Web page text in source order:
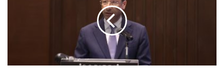
المقيدة لدى الهيئة. يُذكر أن الهيئة العامة للرقابة المالية تمضي قدماً
نحو تحديث الإطار التنظيمي للأنشطة المالية غير المصرفية بما يوازن
بين تنشيط الأسواق وتحقيق الشركات لمستهدفاتها المالية
والتشغيلية وتعظيم إسهام القطاع في نمو الاقتصاد الوطني، مع
التركيز الكامل على الاستقرار المالي للأسواق وسلامة التعاملات
وتوازن حقوق جميع الأطراف المتعاملة، وإصدار القواعد التي تضمن
العالمية